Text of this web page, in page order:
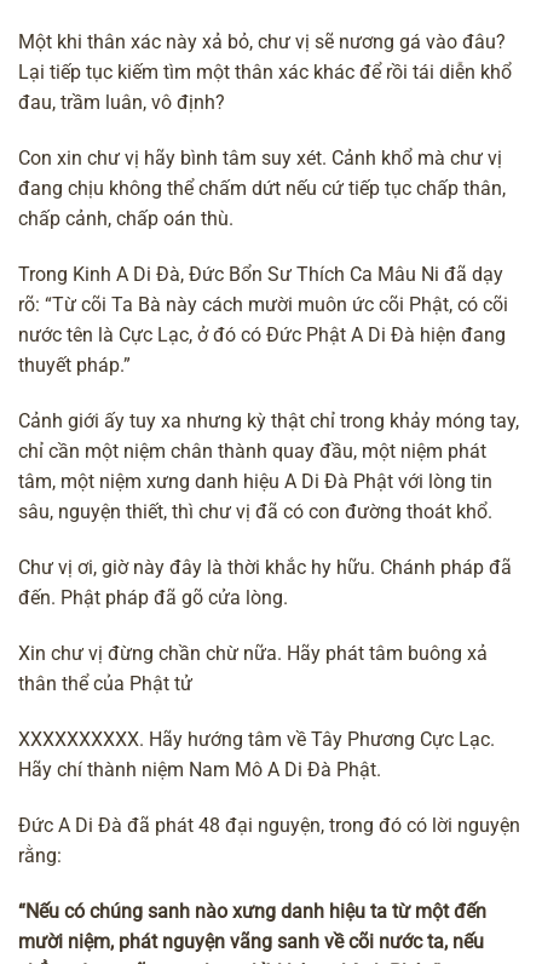
Một khi thân xác này xả bỏ, chư vị sẽ nương gá vào đâu?
Lại tiếp tục kiếm tìm một thân xác khác để rồi tái diễn khổ
đau, trầm luân, vô định?
Con xin chư vị hãy bình tâm suy xét. Cảnh khổ mà chư vị
đang chịu không thể chấm dứt nếu cứ tiếp tục chấp thân,
chấp cảnh, chấp oán thù.
Trong Kinh A Di Đà, Đức Bổn Sư Thích Ca Mâu Ni đã dạy
rõ: “Từ cõi Ta Bà này cách mười muôn ức cõi Phật, có cõi
nước tên là Cực Lạc, ở đó có Đức Phật A Di Đà hiện đang
thuyết pháp.”
Cảnh giới ấy tuy xa nhưng kỳ thật chỉ trong khảy móng tay,
chỉ cần một niệm chân thành quay đầu, một niệm phát
tâm, một niệm xưng danh hiệu A Di Đà Phật với lòng tin
sâu, nguyện thiết, thì chư vị đã có con đường thoát khổ.
Chư vị ơi, giờ này đây là thời khắc hy hữu. Chánh pháp đã
đến. Phật pháp đã gõ cửa lòng.
Xin chư vị đừng chần chừ nữa. Hãy phát tâm buông xả
thân thể của Phật tử
XXXXXXXXXX. Hãy hướng tâm về Tây Phương Cực Lạc.
Hãy chí thành niệm Nam Mô A Di Đà Phật.
Đức A Di Đà đã phát 48 đại nguyện, trong đó có lời nguyện
rằng:
“Nếu có chúng sanh nào xưng danh hiệu ta từ một đến
mười niệm, phát nguyện vãng sanh về cõi nước ta, nếu